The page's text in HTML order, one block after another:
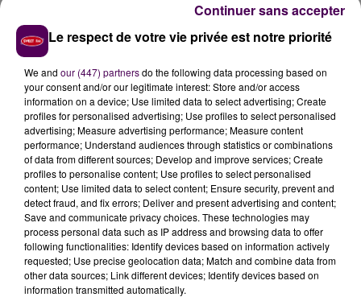
Le respect de votre vie privée est notre priorité
We and our (447) partnersdo the following data processing based on
your consent and/or our legitimate interest: Store and/or access
information on a device; Use limited data to select advertising; Create
profiles for personalised advertising; Use profiles to select personalised
advertising; Measure advertising performance; Measure content
performance; Understand audiences through statistics or combinations
of data from different sources; Develop and improve services; Create
profiles to personalise content; Use profiles to select personalised
content; Use limited data to select content; Ensure security, prevent and
detect fraud, and fix errors; Deliver and present advertising and content;
Save and communicate privacy choices. These technologies may
process personal data such as IP address and browsing data to offer
following functionalities: Identify devices based on information actively
requested; Use precise geolocation data; Match and combine data from
other data sources; Link different devices; Identify devices based on
information transmitted automatically.
Continuer sans accepter